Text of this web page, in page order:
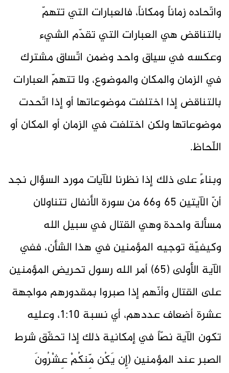
واتّحاده زماناً ومكاناً، فالعبارات التي تتهمّ
بالتناقض هي العبارات التي تقدّم الشيء
وعكسه في سياق واحد وضمن اتّساق مشترك
في الزمان والمكان والموضوع، ولا تتهمّ العبارات
بالتناقض إذا اختلفت موضوعاتها أو إذا اتّحدت
موضوعاتها ولكن اختلفت في الزمان أو المكان أو
اللّحاظ.
وبناءً على ذلك إذا نظرنا للآيات مورد السؤال نجد
أنّ الآيتين 65 و66 من سورة الأنفال تتناولان
مسألة واحدة وهي القتال في سبيل الله
وكيفيّة توجيه المؤمنين في هذا الشأن، ففي
الآية الأولى (65) أمر الله رسول تحريض المؤمنين
على القتال وأنّهم إذا صبروا بمقدورهم مواجهة
عشرة أضعاف عددهم، أي نسبة 1:10، وعليه
تكون الآية نصّاً في إمكانية ذلك إذا تحقّق شرط
الصبر عند المؤمنين (إِن يَكُن مِّنكُمْ عِشْرُونَ